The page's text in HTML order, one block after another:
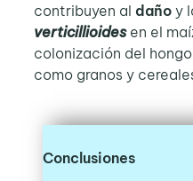
contribuyen al dañoy
verticillioidesen el
colonización del
como granos y
Conclusiones